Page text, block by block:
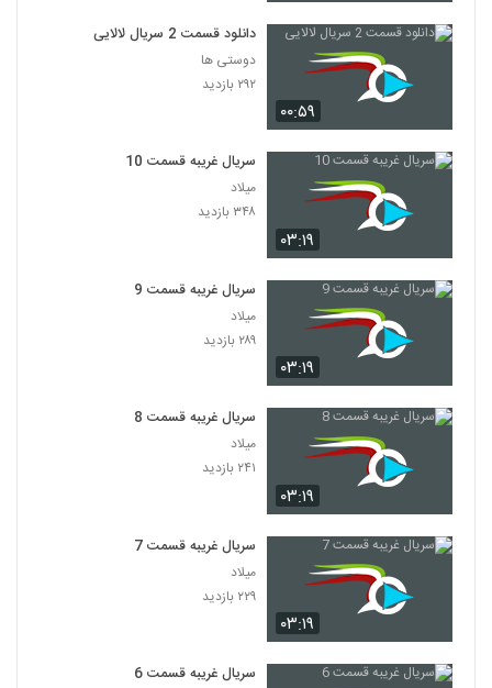
۰۰:۵۹
دانلود قسمت 2 سریال لالایی
دوستی ها
۲۹۲ بازدید
۰۳:۱۹
سریال غریبه قسمت 10
میلاد
۳۴۸ بازدید
۰۳:۱۹
سریال غریبه قسمت 9
میلاد
۲۸۹ بازدید
۰۳:۱۹
سریال غریبه قسمت 8
میلاد
۲۴۱ بازدید
۰۳:۱۹
سریال غریبه قسمت 7
میلاد
۲۲۹ بازدید
سریال غریبه قسمت 6